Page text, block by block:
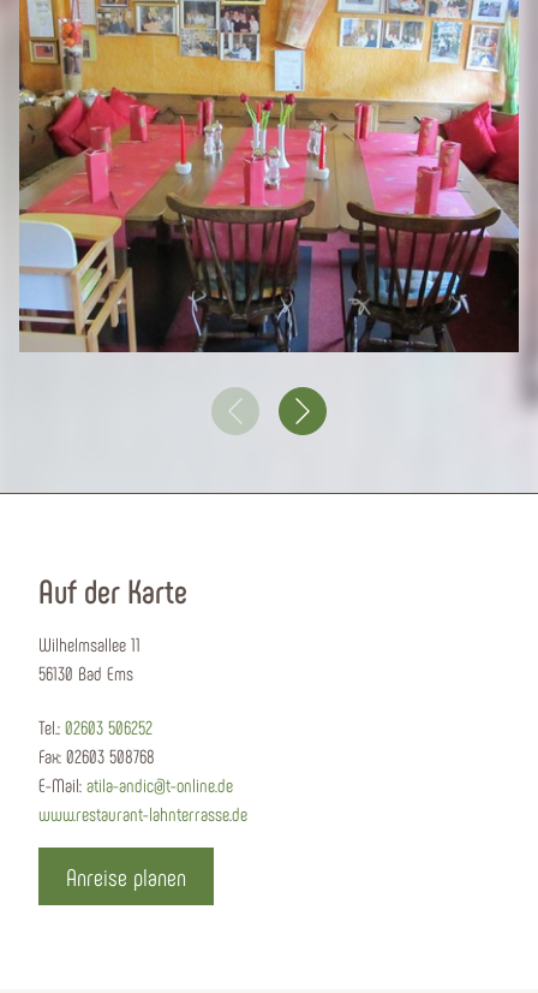
Auf der Karte
Wilhelmsallee 11
56130 Bad Ems
Tel.: 02603 506252
Fax: 02603 508768
E-Mail: atila-andic@t-online.de
www.restaurant-lahnterrasse.de
Anreise planen